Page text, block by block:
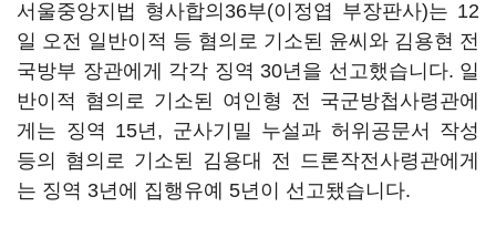
서울중앙지법 형사합의36부(이정엽 부장판사)는 12
일 오전 일반이적 등 혐의로 기소된 윤씨와 김용현 전
국방부 장관에게 각각 징역 30년을 선고했습니다. 일
반이적 혐의로 기소된 여인형 전 국군방첩사령관에
게는 징역 15년, 군사기밀 누설과 허위공문서 작성
등의 혐의로 기소된 김용대 전 드론작전사령관에게
는 징역 3년에 집행유예 5년이 선고됐습니다.